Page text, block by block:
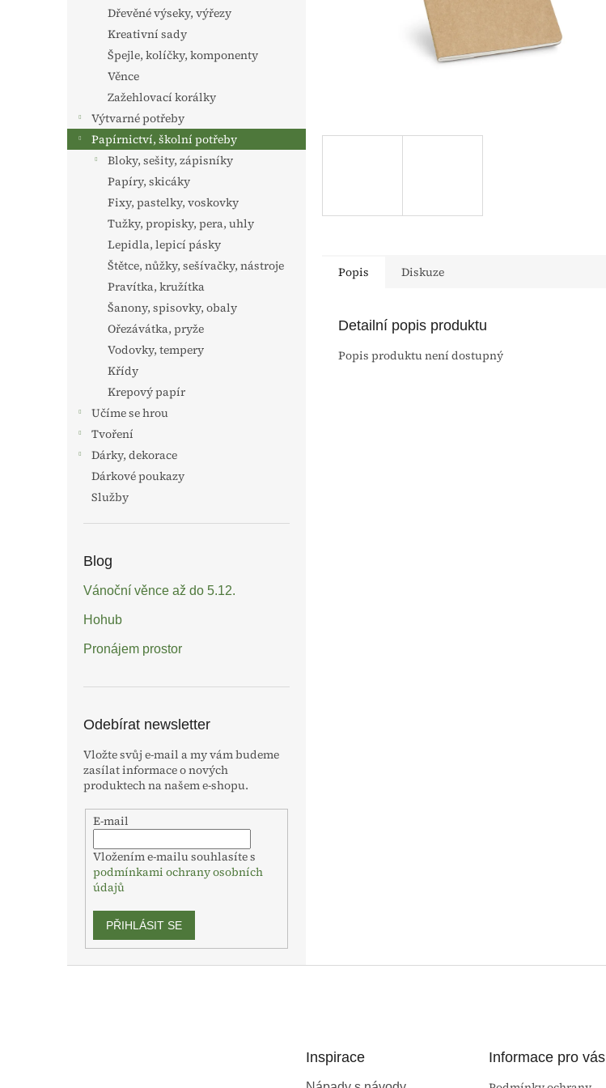
Dřevěné výseky, výřezy
Kreativní sady
Špejle, kolíčky, komponenty
Věnce
Zažehlovací korálky
Výtvarné potřeby
Papírnictví, školní potřeby
Bloky, sešity, zápisníky
Papíry, skicáky
Fixy, pastelky, voskovky
Tužky, propisky, pera, uhly
Lepidla, lepicí pásky
Štětce, nůžky, sešívačky, nástroje
Pravítka, kružítka
Šanony, spisovky, obaly
Ořezávátka, pryže
Vodovky, tempery
Křídy
Krepový papír
Učíme se hrou
Tvoření
Dárky, dekorace
Dárkové poukazy
Služby
Blog
Vánoční věnce až do 5.12.
Hohub
Pronájem prostor
Odebírat newsletter
Vložte svůj e-mail a my vám budeme
zasílat informace o nových
produktech na našem e-shopu.
E-mail
Vložením e-mailu souhlasíte s
podmínkami ochrany osobních
údajů
PŘIHLÁSIT SE
Popis Diskuze
Detailní popis produktu
Popis produktu není dostupný
Inspirace
Informace pro vás